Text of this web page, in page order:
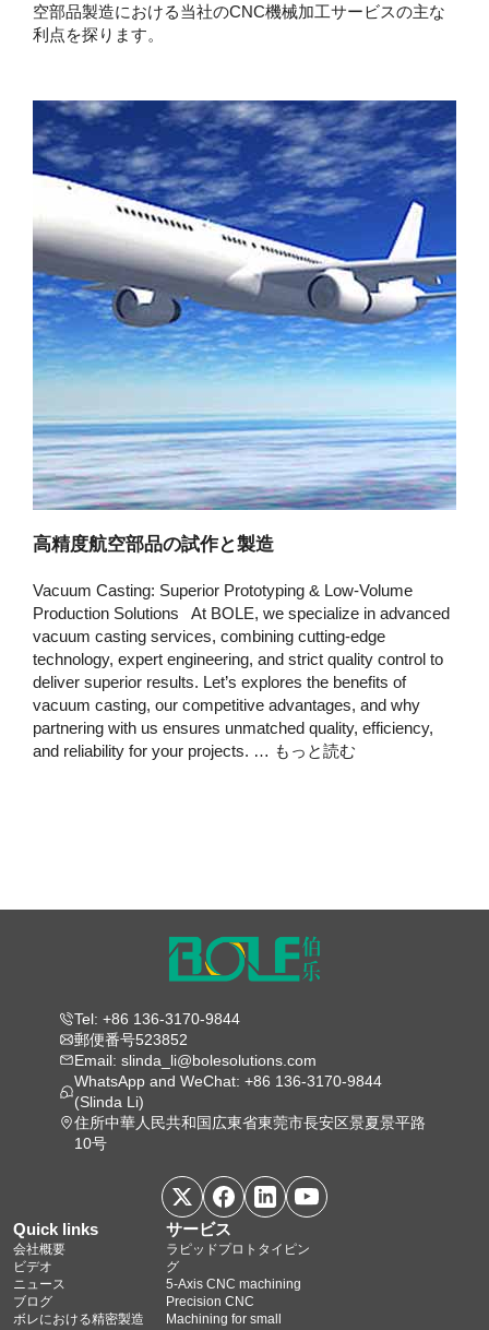
空部品製造における当社のCNC機械加工サービスの主な
利点を探ります。
高精度航空部品の試作と製造
Vacuum Casting: Superior Prototyping & Low-Volume
Production Solutions At BOLE, we specialize in advanced
vacuum casting services, combining cutting-edge
technology, expert engineering, and strict quality control to
deliver superior results. Let’s explores the benefits of
vacuum casting, our competitive advantages, and why
partnering with us ensures unmatched quality, efficiency,
and reliability for your projects. … もっと読む
Tel: +86 136-3170-9844
郵便番号523852
Email: slinda_li@bolesolutions.com
WhatsApp and WeChat: +86 136-3170-9844
(Slinda Li)
住所中華人民共和国広東省東莞市長安区景夏景平路
10号
Quick links
会社概要
ビデオ
ニュース
ブログ
ボレにおける精密製造
サービス
ラピッドプロトタイピン
グ
5‑Axis CNC machining
Precision CNC
Machining for small